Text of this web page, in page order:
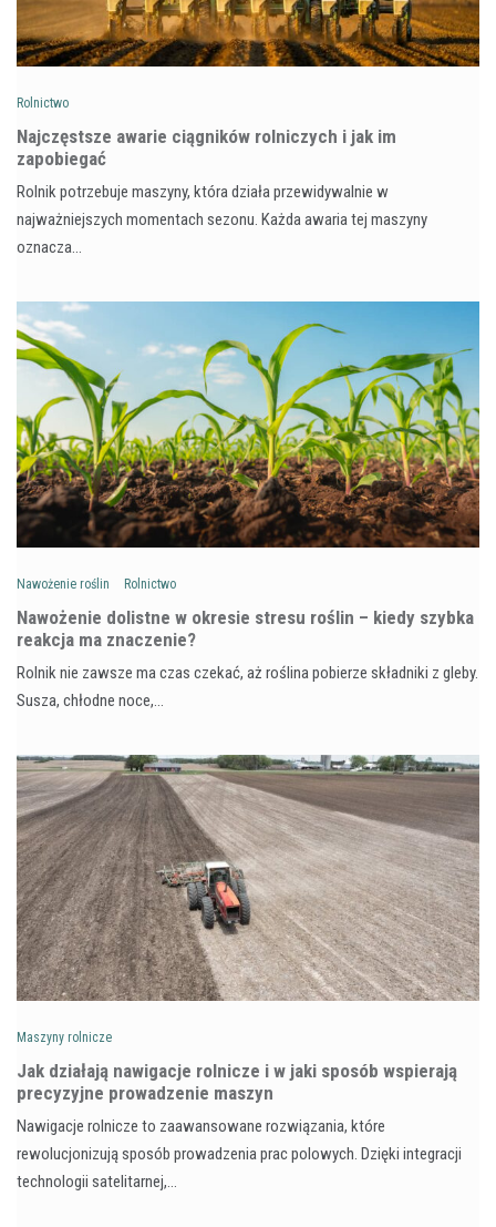
Rolnictwo
Najczęstsze awarie ciągników rolniczych i jak im
zapobiegać
Rolnik potrzebuje maszyny, która działa przewidywalnie w
najważniejszych momentach sezonu. Każda awaria tej maszyny
oznacza…
Nawożenie roślin Rolnictwo
Nawożenie dolistne w okresie stresu roślin – kiedy szybka
reakcja ma znaczenie?
Rolnik nie zawsze ma czas czekać, aż roślina pobierze składniki z gleby.
Susza, chłodne noce,…
Maszyny rolnicze
Jak działają nawigacje rolnicze i w jaki sposób wspierają
precyzyjne prowadzenie maszyn
Nawigacje rolnicze to zaawansowane rozwiązania, które
rewolucjonizują sposób prowadzenia prac polowych. Dzięki integracji
technologii satelitarnej,…